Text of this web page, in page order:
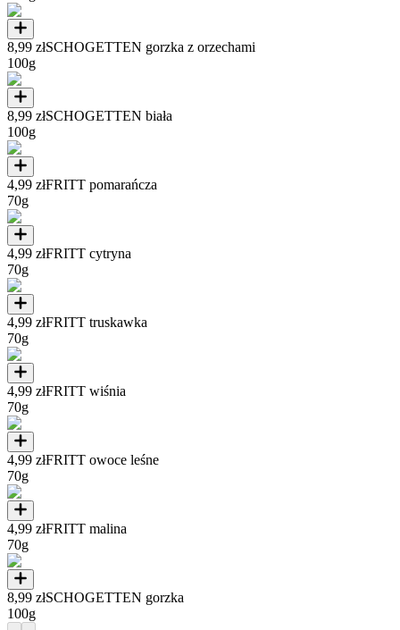
8,99 złSCHOGETTEN gorzka z orzechami
100g
8,99 złSCHOGETTEN biała
100g
4,99 złFRITT pomarańcza
70g
4,99 złFRITT cytryna
70g
4,99 złFRITT truskawka
70g
4,99 złFRITT wiśnia
70g
4,99 złFRITT owoce leśne
70g
4,99 złFRITT malina
70g
8,99 złSCHOGETTEN gorzka
100g